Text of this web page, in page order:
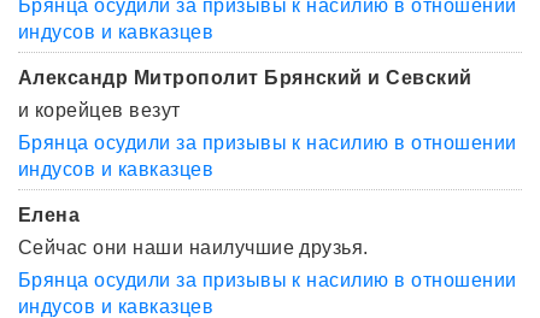
Брянца осудили за призывы к насилию в отношении
индусов и кавказцев
Александр Митрополит Брянский и Севский
и корейцев везут
Брянца осудили за призывы к насилию в отношении
индусов и кавказцев
Елена
Сейчас они наши наилучшие друзья.
Брянца осудили за призывы к насилию в отношении
индусов и кавказцев